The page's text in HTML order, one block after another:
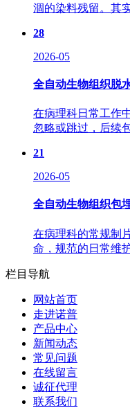
涸的染料残留。其
28
2026-05
全自动生物组织脱
在病理科日常工作
忽略或跳过，后续
21
2026-05
全自动生物组织包
在病理科的常规制
命，规范的日常维
栏目导航
网站首页
走进诺普
产品中心
新闻动态
常见问题
在线留言
诚征代理
联系我们